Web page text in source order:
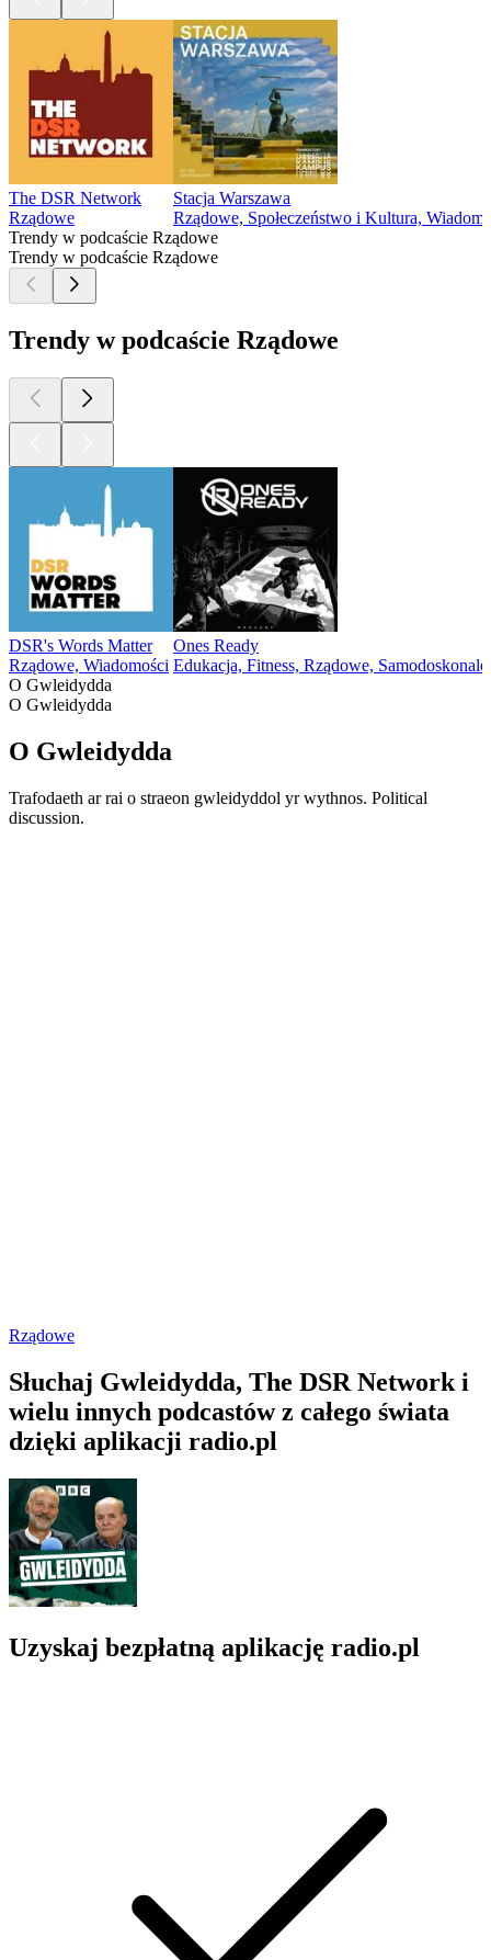
The DSR Network
Rządowe
Stacja Warszawa
Rządowe, Społeczeństwo i Kultura,
Trendy w podcaście Rządowe
Trendy w podcaście Rządowe
Trendy w podcaście Rządowe
DSR's Words Matter
Rządowe, Wiadomości
Ones Ready
Edukacja, Fitness, Rządowe,
O Gwleidydda
O Gwleidydda
O Gwleidydda
Trafodaeth ar rai o straeon gwleidyddol yr wythnos. Political
discussion.
Rządowe
Słuchaj Gwleidydda, The DSR Network i
wielu innych podcastów z całego świata
dzięki aplikacji radio.pl
Uzyskaj bezpłatną aplikację radio.pl